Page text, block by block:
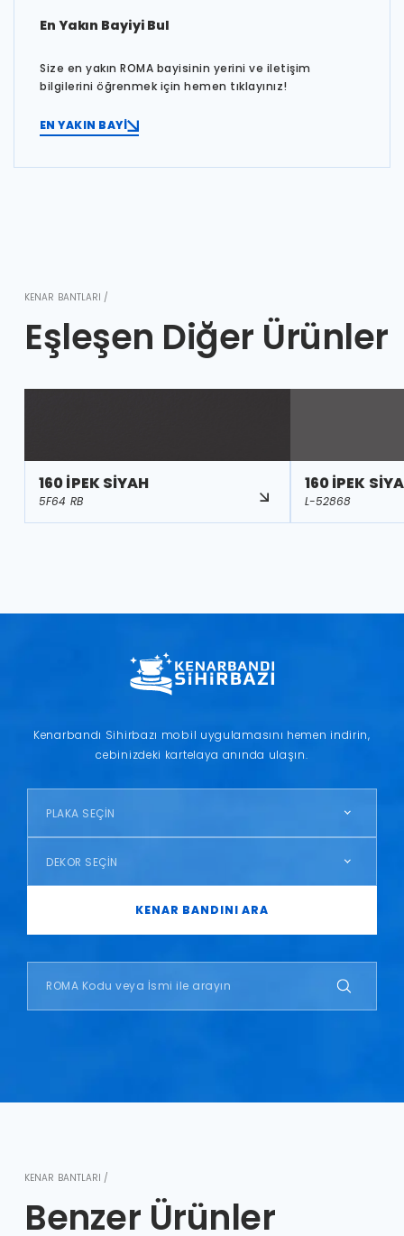
En Yakın Bayiyi Bul
Size en yakın ROMA bayisinin yerini ve iletişim
bilgilerini öğrenmek için hemen tıklayınız!
EN YAKIN BAYİ
KENAR BANTLARI /
Eşleşen Diğer Ürünler
160 İPEK SİYAH
5F64 RB
160 İPEK
L-52868
Kenarbandı Sihirbazı mobil uygulamasını hemen indirin,
cebinizdeki kartelaya anında ulaşın.
PLAKA SEÇİN
DEKOR SEÇİN
KENAR BANDINI ARA
KENAR BANTLARI /
Benzer Ürünler